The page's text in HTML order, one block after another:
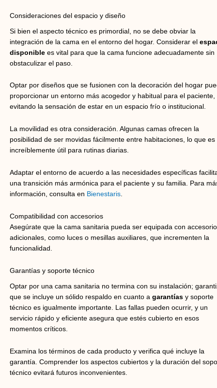
Consideraciones del espacio y diseño
Si bien el aspecto técnico es primordial, no se debe obviar la
integración de la cama en el entorno del hogar. Considerar el
disponible es vital para que la cama funcione adecuadamente sin
obstaculizar el paso.
Optar por diseños que se fusionen con la decoración del hogar
proporcionar un entorno más acogedor y habitual para el paciente,
evitando la sensación de estar en un espacio frío o institucional.
La movilidad es otra consideración. Algunas camas ofrecen la
posibilidad de ser movidas fácilmente entre habitaciones, lo que es
increíblemente útil para rutinas diarias.
Adaptar el entorno de acuerdo a las necesidades específicas
una transición más armónica para el paciente y su familia. Para
información, consulta en Bienestaris.
Compatibilidad con accesorios
Asegúrate que la cama sanitaria pueda ser equipada con
adicionales, como luces o mesillas auxiliares, que incrementen la
funcionalidad.
Garantías y soporte técnico
Optar por una cama sanitaria no termina con su instalación;
que se incluye un sólido respaldo en cuanto a garantías y soporte
técnico es igualmente importante. Las fallas pueden ocurrir, y un
servicio rápido y eficiente asegura que estés cubierto en esos
momentos críticos.
Examina los términos de cada producto y verifica qué incluye la
garantía. Comprender los aspectos cubiertos y la duración del
técnico evitará futuros inconvenientes.